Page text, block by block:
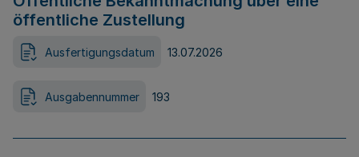
öffentliche Zustellung
Ausfertigungsdatum 13.07.2026
Ausgabennummer 193